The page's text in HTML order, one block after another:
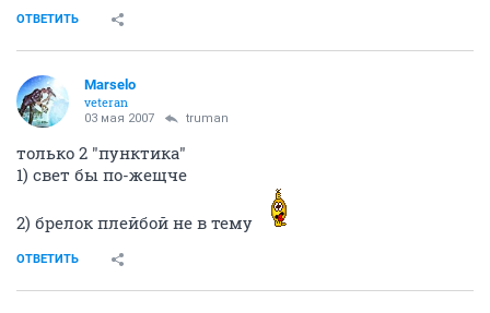
ОТВЕТИТЬ
Marselo
veteran
03 мая 2007 truman
только 2 "пунктика"
1) свет бы по-жещче
2) брелок плейбой не в тему
ОТВЕТИТЬ